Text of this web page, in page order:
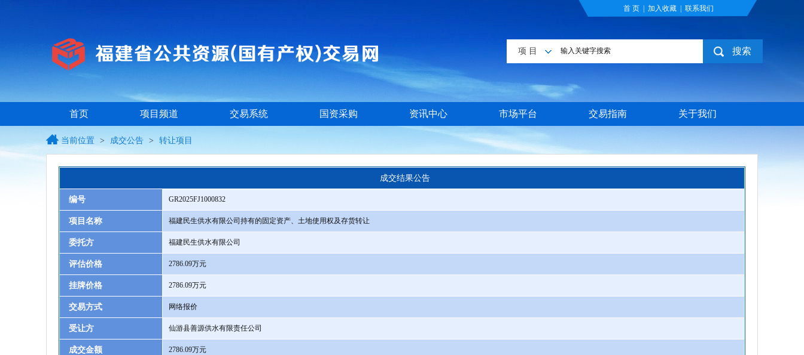
首 页 加入收藏 联系我们
项 目 搜索
首页 项目频道 交易系统 国资采购 资讯中心 市场平台 交易指南 关于我们
当前位置 > 成交公告 > 转让项目
成交结果公告
编号 GR2025FJ1000832
项目名称 福建民生供水有限公司持有的固定资产、土地使用权及存货转让
委托方 福建民生供水有限公司
评估价格 2786.09万元
挂牌价格 2786.09万元
交易方式 网络报价
受让方 仙游县善源供水有限责任公司
成交金额 2786.09万元